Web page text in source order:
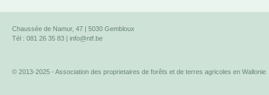
Chaussée de Namur, 47 | 5030 Gembloux
Tél : 081 26 35 83 | info@ntf.be
© 2013-2025 - Association des proprietaires de forêts et de terres agricoles en Wallonie